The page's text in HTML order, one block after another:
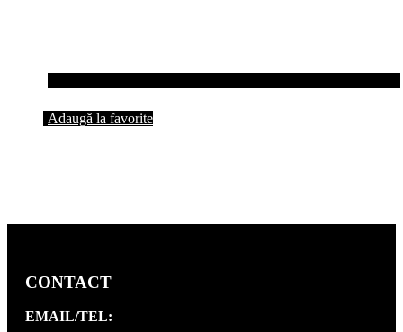
Adaugă la favorite
CONTACT
EMAIL/TEL: